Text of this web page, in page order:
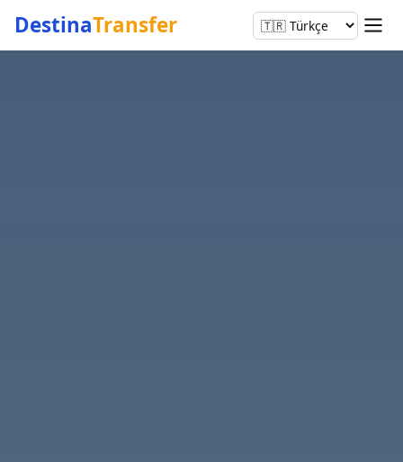
DestinaTransfer